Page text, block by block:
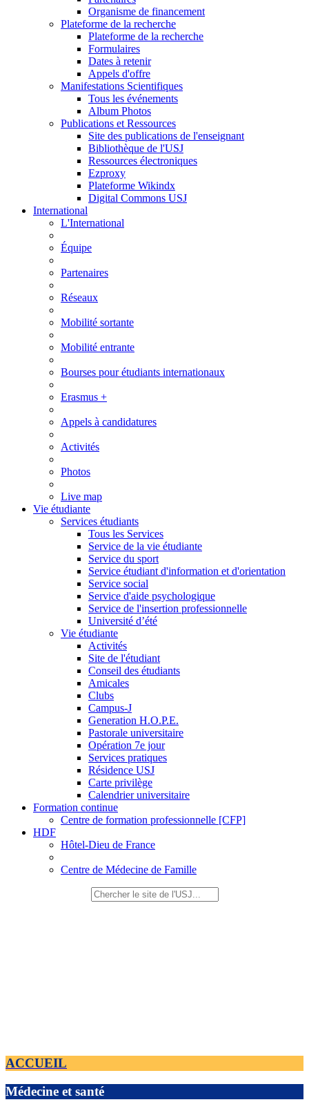
Organisme de financement
Plateforme de la recherche
Plateforme de la recherche
Formulaires
Dates à retenir
Appels d'offre
Manifestations Scientifiques
Tous les événements
Album Photos
Publications et Ressources
Site des publications de l'enseignant
Bibliothèque de l'USJ
Ressources électroniques
Ezproxy
Plateforme Wikindx
Digital Commons USJ
International
L'International
Équipe
Partenaires
Réseaux
Mobilité sortante
Mobilité entrante
Bourses pour étudiants internationaux
Erasmus +
Appels à candidatures
Activités
Photos
Live map
Vie étudiante
Services étudiants
Tous les Services
Service de la vie étudiante
Service du sport
Service étudiant d'information et d'orientation
Service social
Service d'aide psychologique
Service de l'insertion professionnelle
Université d’été
Vie étudiante
Activités
Site de l'étudiant
Conseil des étudiants
Amicales
Clubs
Campus-J
Generation H.O.P.E.
Pastorale universitaire
Opération 7e jour
Services pratiques
Résidence USJ
Carte privilège
Calendrier universitaire
Formation continue
Centre de formation professionnelle [CFP]
HDF
Hôtel-Dieu de France
Centre de Médecine de Famille
ACCUEIL
Médecine et santé